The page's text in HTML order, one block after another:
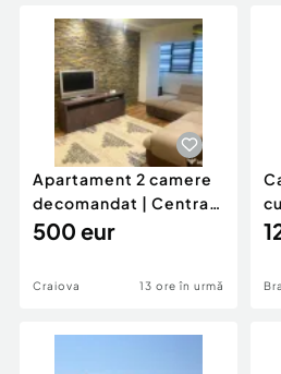
Servicii
Animale de companie
Afaceri și echipamente
Inchiriere Bunuri si Vehicule
Utilaje agricole si industriale
Piese auto si accesorii
Dacia Duster
Apartament 2 camere
decomandat | Centrală
proprie | 60 mp |
500 eur
Craiova 13 ore în urmă